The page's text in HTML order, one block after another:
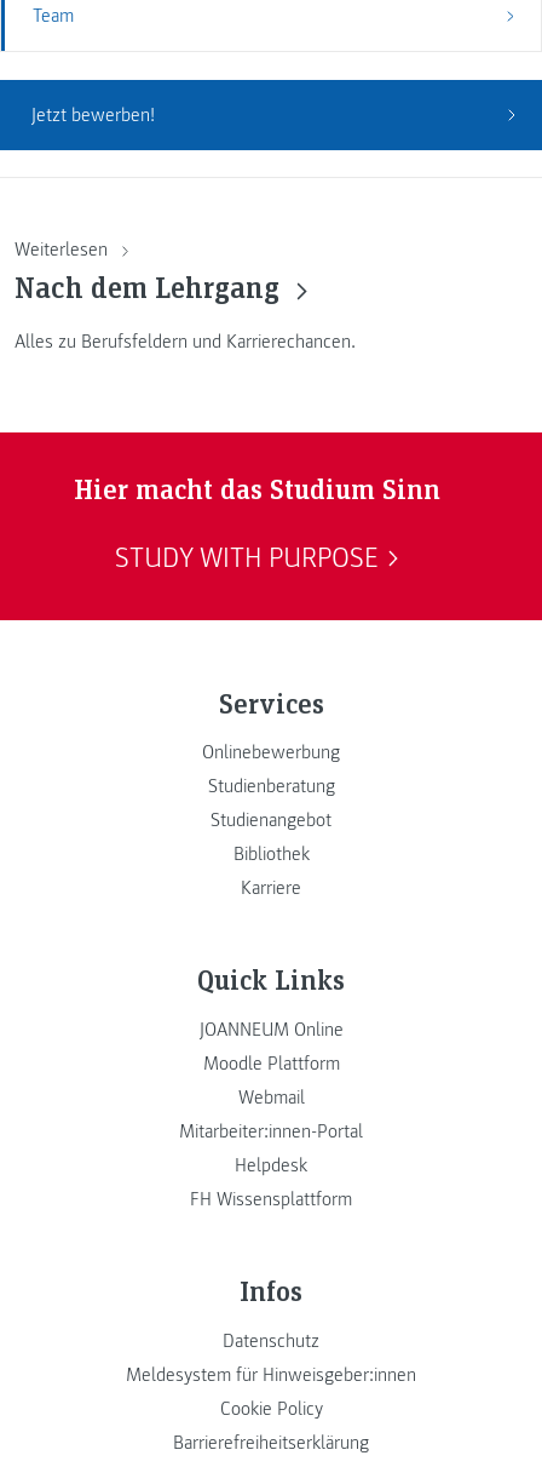
Team
Jetzt bewerben!
Weiterlesen
Nach dem Lehrgang
Alles zu Berufsfeldern und Karrierechancen.
Hier macht das Studium Sinn
STUDY WITH PURPOSE
Services
Onlinebewerbung
Studienberatung
Studienangebot
Bibliothek
Karriere
Quick Links
JOANNEUM Online
Moodle Plattform
Webmail
Mitarbeiter:innen-Portal
Helpdesk
FH Wissensplattform
Infos
Datenschutz
Meldesystem für Hinweisgeber:innen
Cookie Policy
Barrierefreiheitserklärung